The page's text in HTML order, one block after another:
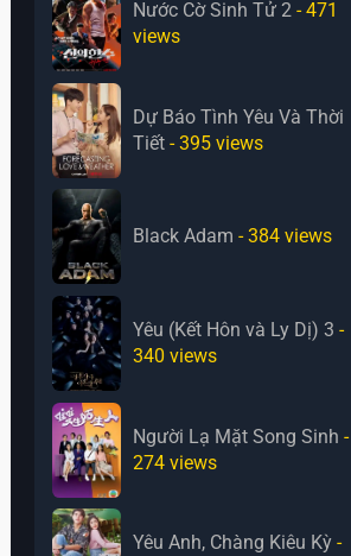
Nước Cờ Sinh Tử 2 - 471
views
Dự Báo Tình Yêu Và Thời
Tiết - 395 views
Black Adam - 384 views
Yêu (Kết Hôn và Ly Dị) 3 -
340 views
Người Lạ Mặt Song Sinh -
274 views
Yêu Anh, Chàng Kiêu Kỳ -